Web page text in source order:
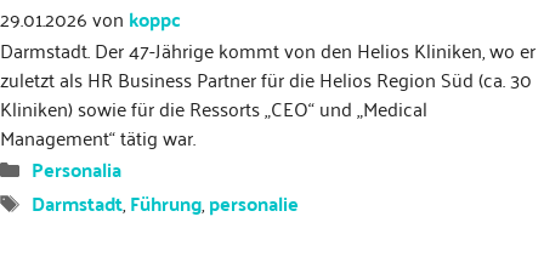
29.01.2026von koppc
Darmstadt. Der 47-Jährige kommt von den Helios Kliniken, wo er
zuletzt als HR Business Partner für die Helios Region Süd (ca. 30
Kliniken) sowie für die Ressorts „CEO“ und „Medical
Management“ tätig war.
Kategorien
Personalia
Schlagwörter
Darmstadt,Führung,personalie